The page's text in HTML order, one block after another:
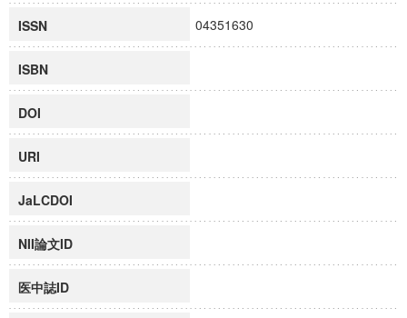
ISSN 04351630
ISBN
DOI
URI
JaLCDOI
NII論文ID
医中誌ID